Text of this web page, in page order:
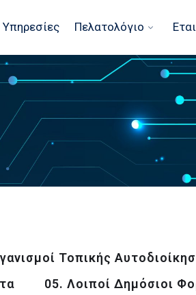
Υπηρεσίες Πελατολόγιο
Τοπικής
05. Λοιποί Δημόσιοι